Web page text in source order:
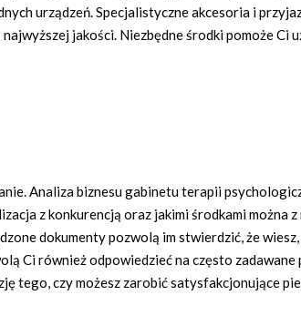
urządzeń. Specjalistyczne akcesoria i
jakości. Niezbędne środki pomoże Ci
Analiza biznesu gabinetu terapii
z konkurencją oraz jakimi środkami
dokumenty pozwolą im stwierdzić, że
Ci również odpowiedzieć na często
tego, czy możesz zarobić satysfakcjonujące